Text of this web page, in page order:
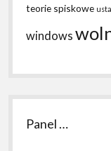
teorie spiskowe
windows
Panel …